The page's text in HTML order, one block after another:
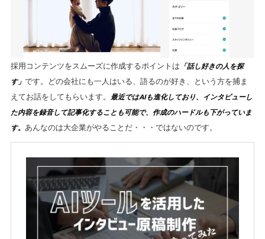
採用コンテンツをスムーズに作成するポイントは 「話し好きの人を探
す」 です。どの会社にも一人はいる、語るのが好き、という方を捕ま
えてお話をしてもらいます。
最近ではAIも進化しており、インタビューし
た内容を録音して記事化することも可能で、作成のハードルも下がっていま
す。 あんなのは大企業がやることだ・・・ではないのです。